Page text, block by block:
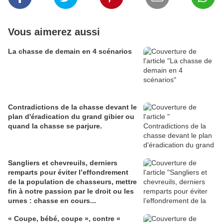
Vous aimerez aussi
La chasse de demain en 4 scénarios
Contradictions de la chasse devant le
plan d'éradication du grand gibier ou
quand la chasse se parjure.
Sangliers et chevreuils, derniers
remparts pour éviter l’effondrement
de la population de chasseurs, mettre
fin à notre passion par le droit ou les
urnes : chasse en cours...
« Coupe, bébé, coupe », contre «